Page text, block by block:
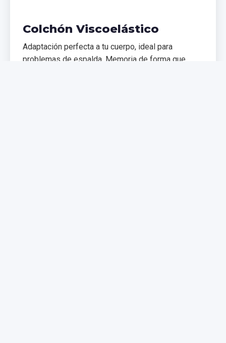
Colchón Viscoelástico
Adaptación perfecta a tu cuerpo, ideal para
problemas de espalda. Memoria de forma que